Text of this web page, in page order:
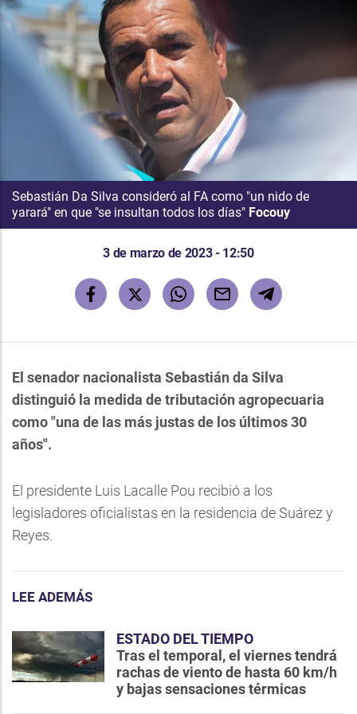
Sebastián Da Silva consideró al FA como "un nido de
yarará" en que "se insultan todos los días" Focouy
3 de marzo de 2023 - 12:50
El senador nacionalista Sebastián da Silva
distinguió la medida de tributación agropecuaria
como "una de las más justas de los últimos 30
años".
El presidente Luis Lacalle Pou recibió a los
legisladores oficialistas en la residencia de Suárez y
Reyes.
LEE ADEMÁS
ESTADO DEL TIEMPO
Tras el temporal, el viernes tendrá
rachas de viento de hasta 60 km/h
y bajas sensaciones térmicas